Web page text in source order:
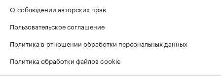
О соблюдении авторских прав
Пользовательское соглашение
Политика в отношении обработки персональных данных
Политика обработки файлов cookie